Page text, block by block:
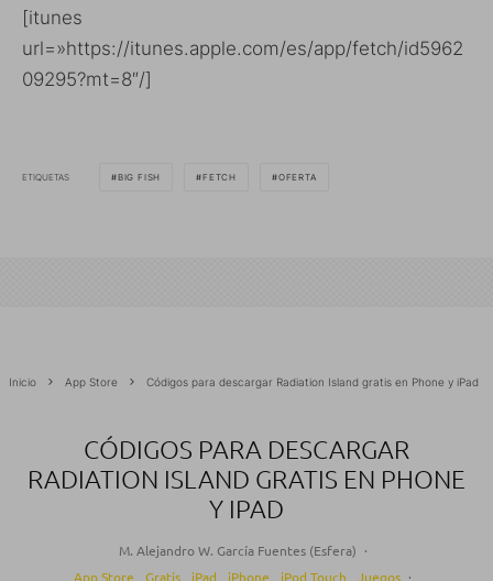
[itunes
url=»https://itunes.apple.com/es/app/fetch/id5962
09295?mt=8″/]
ETIQUETAS BIG FISH FETCH OFERTA
Inicio App Store Códigos para descargar Radiation Island gratis en Phone y iPad
CÓDIGOS PARA DESCARGAR
RADIATION ISLAND GRATIS EN PHONE
Y IPAD
M. Alejandro W. García Fuentes (Esfera) ·
App Store
Gratis iPad iPhone iPod Touch Juegos ·